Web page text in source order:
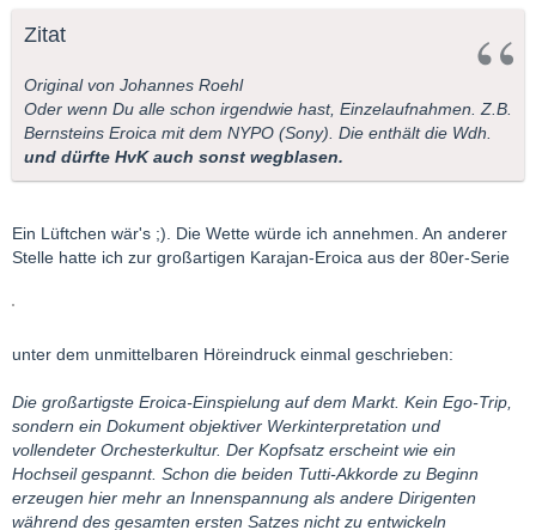
Zitat
Original von Johannes Roehl
Oder wenn Du alle schon irgendwie hast, Einzelaufnahmen. Z.B.
Bernsteins Eroica mit dem NYPO (Sony). Die enthält die Wdh.
und dürfte HvK auch sonst wegblasen.
Ein Lüftchen wär's ;). Die Wette würde ich annehmen. An anderer
Stelle hatte ich zur großartigen Karajan-Eroica aus der 80er-Serie
unter dem unmittelbaren Höreindruck einmal geschrieben:
Die großartigste Eroica-Einspielung auf dem Markt. Kein Ego-Trip,
sondern ein Dokument objektiver Werkinterpretation und
vollendeter Orchesterkultur. Der Kopfsatz erscheint wie ein
Hochseil gespannt. Schon die beiden Tutti-Akkorde zu Beginn
erzeugen hier mehr an Innenspannung als andere Dirigenten
während des gesamten ersten Satzes nicht zu entwickeln